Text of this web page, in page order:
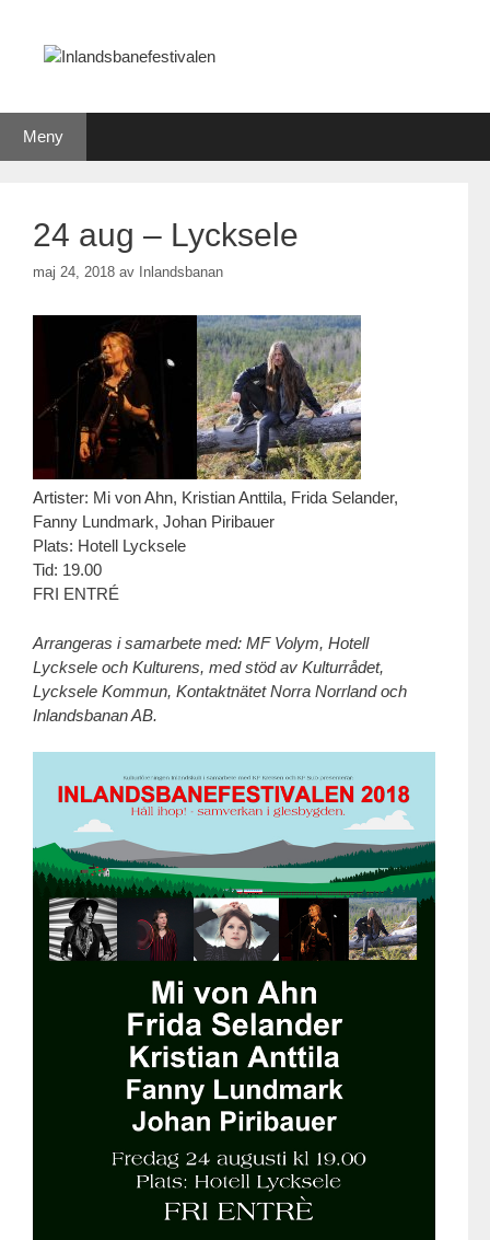
innehåll
Meny
24 aug – Lycksele
maj 24, 2018 av Inlandsbanan
Artister: Mi von Ahn, Kristian Anttila, Frida Selander,
Fanny Lundmark, Johan Piribauer
Plats: Hotell Lycksele
Tid: 19.00
FRI ENTRÉ
Arrangeras i samarbete med: MF Volym, Hotell
Lycksele och Kulturens, med stöd av Kulturrådet,
Lycksele Kommun, Kontaktnätet Norra Norrland och
Inlandsbanan AB.